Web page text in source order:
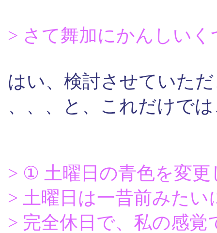
> さて舞加にかんしい
はい、検討させていた
、、、と、これだけで
> ① 土曜日の青色を変更
> 土曜日は一昔前みた
> 完全休日で、私の感